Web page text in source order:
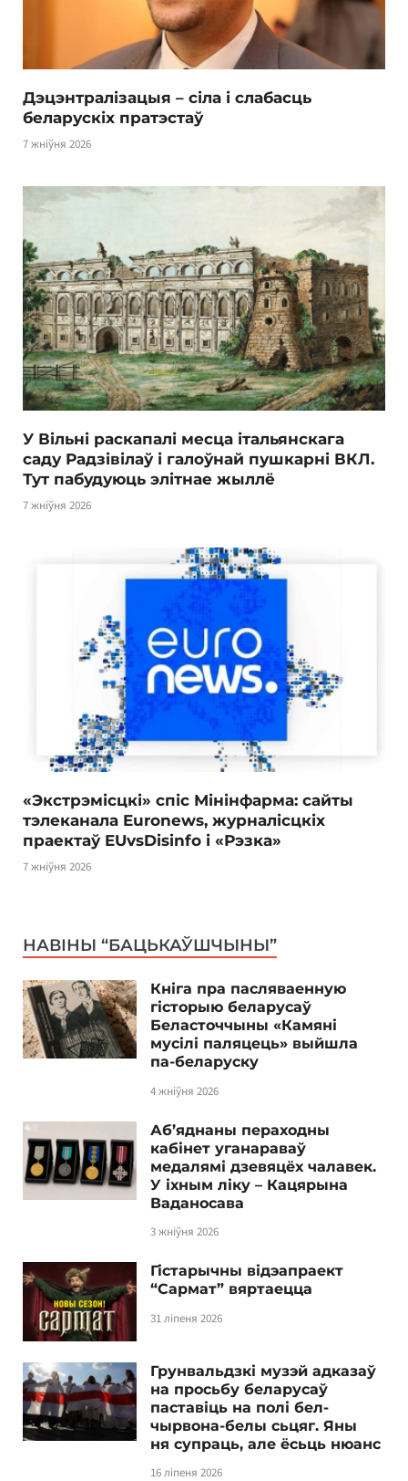
Дэцэнтралізацыя – сіла і слабасць
беларускіх пратэстаў
7 жніўня 2026
У Вільні раскапалі месца італьянскага
саду Радзівілаў і галоўнай пушкарні ВКЛ.
Тут пабудуюць элітнае жыллё
7 жніўня 2026
«Экстрэмісцкі» спіс Мінінфарма: сайты
тэлеканала Euronews, журналісцкіх
праектаў EUvsDisinfo і «Рэзка»
7 жніўня 2026
НАВІНЫ “БАЦЬКАЎШЧЫНЫ”
Кніга пра пасляваенную
гісторыю беларусаў
Беласточчыны «Камяні
мусілі паляцець» выйшла
па-беларуску
4 жніўня 2026
Аб’яднаны пераходны
кабінет уганараваў
медалямі дзевяцёх чалавек.
У іхным ліку – Кацярына
Ваданосава
3 жніўня 2026
Гістарычны відэапраект
“Сармат” вяртаецца
31 ліпеня 2026
Грунвальдзкі музэй адказаў
на просьбу беларусаў
паставіць на полі бел-
чырвона-белы сьцяг. Яны
ня супраць, але ёсьць нюанс
16 ліпеня 2026